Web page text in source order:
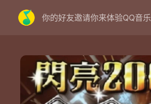
你的好友邀请你来体验QQ音乐